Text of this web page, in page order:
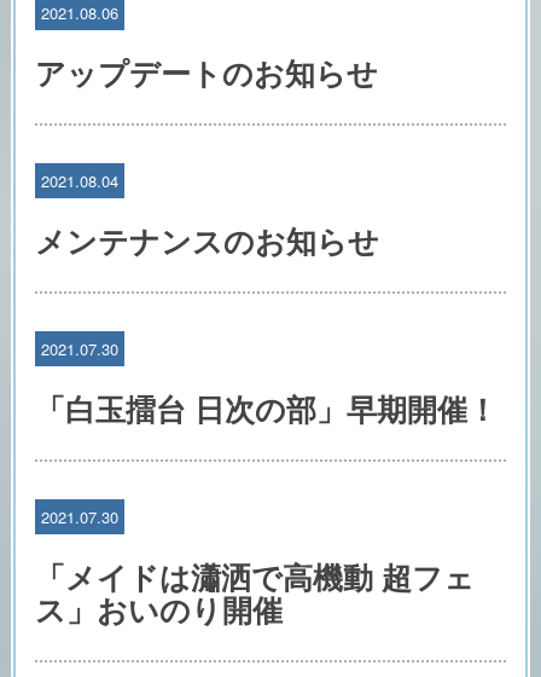
2021.08.06
アップデートのお知らせ
2021.08.04
メンテナンスのお知らせ
2021.07.30
「白玉擂台 日次の部」早期開催！
2021.07.30
「メイドは瀟洒で高機動 超フェ
ス」おいのり開催